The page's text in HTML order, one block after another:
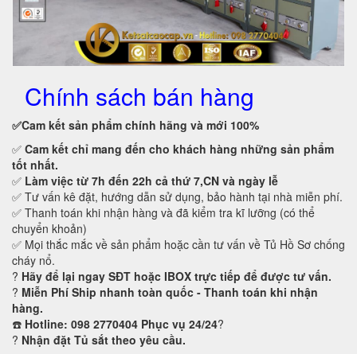
Chính sách bán hàng
✅Cam kết sản phẩm chính hãng và mới 100%
✅ Cam kết chỉ mang đến cho khách hàng những sản phẩm
tốt nhất.
✅ Làm việc từ 7h đến 22h cả thứ 7,CN và ngày lễ
✅ Tư vấn kê đặt, hướng dẫn sử dụng, bảo hành tại nhà miễn phí.
✅ Thanh toán khi nhận hàng và đã kiểm tra kĩ lưỡng (có thể
chuyển khoản)
✅ Mọi thắc mắc về sản phẩm hoặc cần tư vấn về Tủ Hồ Sơ chống
cháy nổ.
? Hãy để lại ngay SĐT hoặc IBOX trực tiếp để được tư vấn.
? Miễn Phí Ship nhanh toàn quốc - Thanh toán khi nhận
hàng.
☎️ Hotline: 098 2770404 Phục vụ 24/24?
? Nhận đặt Tủ sắt theo yêu cầu.